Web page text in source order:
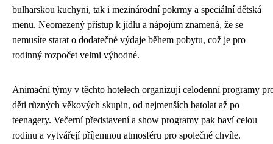
bulharskou kuchyni, tak i mezinárodní pokrmy a speciální dětská
menu. Neomezený přístup k jídlu a nápojům znamená, že se
nemusíte starat o dodatečné výdaje během pobytu, což je pro
rodinný rozpočet velmi výhodné.
Animační týmy v těchto hotelech organizují celodenní programy
děti různých věkových skupin, od nejmenších batolat až po
teenagery. Večerní představení a show programy pak baví celou
rodinu a vytvářejí příjemnou atmosféru pro společné chvíle.